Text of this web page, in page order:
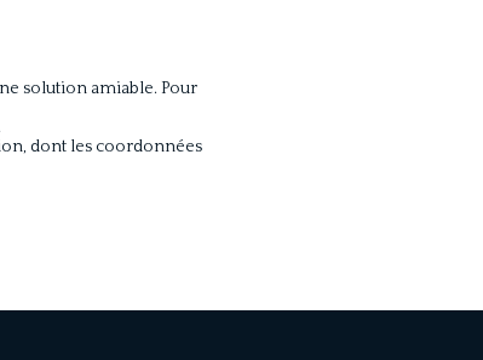
solution amiable. Pour
dont les coordonnées